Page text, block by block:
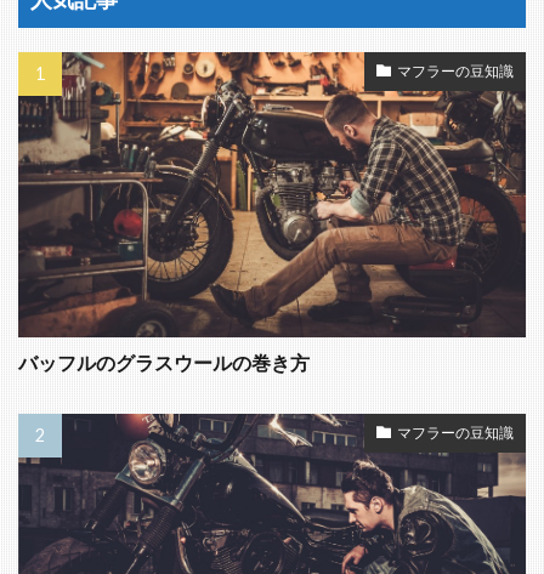
マフラーの豆知識
バッフルのグラスウールの巻き方
マフラーの豆知識